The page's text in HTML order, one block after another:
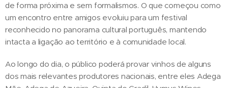
de forma próxima e sem formalismos. O que começou como
um encontro entre amigos evoluiu para um festival
reconhecido no panorama cultural português, mantendo
intacta a ligação ao território e à comunidade local.
Ao longo do dia, o público poderá provar vinhos de alguns
dos mais relevantes produtores nacionais, entre eles Adega